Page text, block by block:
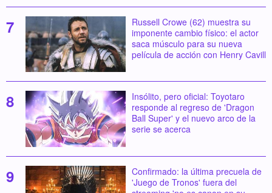
Russell Crowe (62) muestra su
imponente cambio físico: el actor
saca músculo para su nueva
película de acción con Henry Cavill
Insólito, pero oficial: Toyotaro
responde al regreso de 'Dragon
Ball Super' y el nuevo arco de la
serie se acerca
Confirmado: la última precuela de
'Juego de Tronos' fuera del